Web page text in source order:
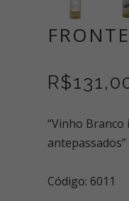
R$
“Vinho
antepassados”
Código: 6011